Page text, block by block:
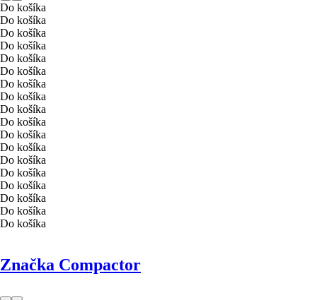
Do košíka
Do košíka
Do košíka
Do košíka
Do košíka
Do košíka
Do košíka
Do košíka
Do košíka
Do košíka
Do košíka
Do košíka
Do košíka
Do košíka
Do košíka
Do košíka
Do košíka
Do košíka
Značka Compactor